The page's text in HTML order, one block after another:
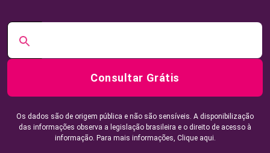
Consultar Grátis
Os dados são de origem pública e não são sensíveis. A disponibilização
das informações observa a legislação brasileira e o direito de acesso à
informação. Para mais informações, Clique aqui.